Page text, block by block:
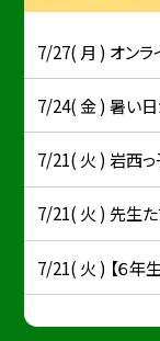
7/27( 月 ) オンラ
7/24( 金 ) 暑い日
7/21( 火 ) 岩西っ
7/21( 火 ) 先生た
7/21( 火 ) 【６年生